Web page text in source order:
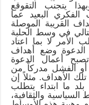
يتجنب التقوقع
الفكري البعيد عما
القريبة الموصلة
في وسط الحلبة
الأمر لا بما اعتاد
وضع أهداف
أعمال الدعوة
أو الفشل مدركاً من
الأهداف. مثلاً إن
ما ابتداء يتطلب
والثقافية،